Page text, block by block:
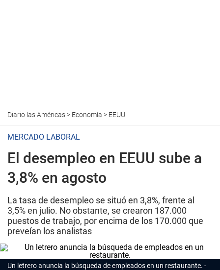
Diario las Américas> Economía > EEUU
MERCADO LABORAL
El desempleo en EEUU sube a
3,8% en agosto
La tasa de desempleo se situó en 3,8%, frente al
3,5% en julio. No obstante, se crearon 187.000
puestos de trabajo, por encima de los 170.000 que
preveían los analistas
Un letrero anuncia la búsqueda de empleados en un restaurante.